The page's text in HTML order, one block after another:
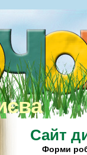
Сайт
Форми